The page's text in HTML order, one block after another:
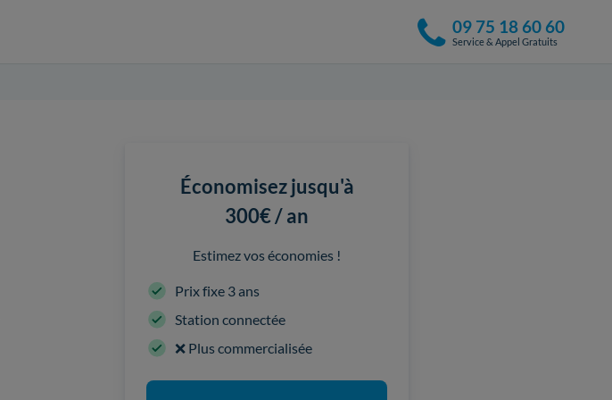
09 75 18 60 60
Service & Appel Gratuits
Économisez jusqu'à
300€ / an
Estimez vos économies !
Prix fixe 3 ans
Station connectée
❌ Plus commercialisée